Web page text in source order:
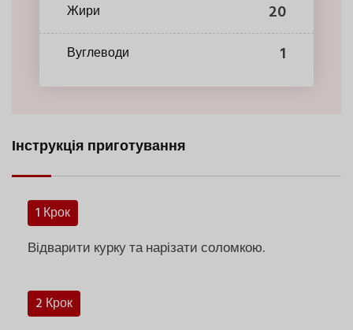
Жири 20
Вуглеводи 1
Інструкція приготування
1 Крок
Відварити курку та нарізати соломкою.
2 Крок